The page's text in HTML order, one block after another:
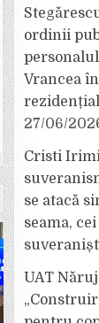
ordinii
Vrancea
27/06/
Cristi
se atacă
seama,
UAT